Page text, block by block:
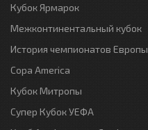
Кубок Ярмарок
Межконтинентальный кубок
История чемпионатов Европы
Copa America
Кубок Митропы
Супер Кубок УЕФА